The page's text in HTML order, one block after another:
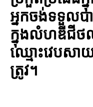
អ្នកចង់ទទួលប
ក្នុងលំហឌីជីថល
ឈ្មោះវេបសា
ត្រូវ។